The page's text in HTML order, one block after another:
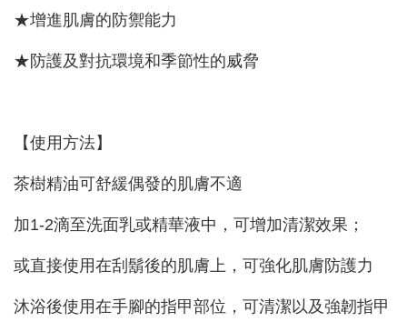
★增進肌膚的防禦能力
★防護及對抗環境和季節性的威脅
【使用方法】
茶樹精油可舒緩偶發的肌膚不適
加1-2滴至洗面乳或精華液中，可增加清潔效果；
或直接使用在刮鬍後的肌膚上，可強化肌膚防護力
沐浴後使用在手腳的指甲部位，可清潔以及強韌指甲